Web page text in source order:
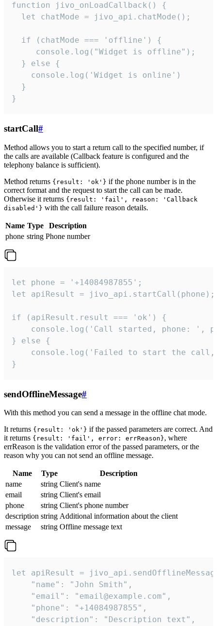
function jivo_onLoadCallback() {
  let chatMode = jivo_api.chatMode();
  if (chatMode === 'offline') {
     console.log("Widget is offline");
  } else {
    console.log('Widget is online')
  }
}
startCall#
Method allows you to start a return call to the specified number, if
the calls are available (Callback feature is configured and the
telephony balance is sufficient).
Method returns {result: 'ok'} if the phone number is in the
correct format and the request to start the call can be made.
Otherwise it returns {result: 'fail', reason: 'Callback
disabled'} with the call failure reason details.
Name Type
Description
phone string Phone number
let phone = '+14084987855';
let apiResult = jivo_api.startCall(phone);
if (apiResult.result === 'ok') {
console.log('Call started, phone: ',
} else {
console.log('Failed to start the
}
sendOfflineMessage#
With this method you can send a message in the offline chat mode.
It returns {result: 'ok'} if the passed parameters are correct. And
it returns {result: 'fail', error: errReason}, where
errReason is the validation error of the passed parameters, or the
reason why you can not send an offline message.
Name Type
Description
name
string Client's name
email
string Client's email
phone
string Client's phone number
description string Additional information about the client
message
string Offline message text
let apiResult =
    "name": "John Smith",
    "email": "email@example.com",
    "phone": "+14084987855",
    "description": "Description text",